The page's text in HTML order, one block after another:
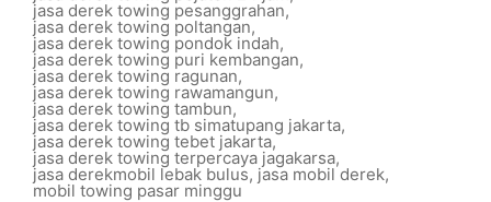
jasa derek towing pesanggrahan,
jasa derek towing poltangan,
jasa derek towing pondok indah,
jasa derek towing puri kembangan,
jasa derek towing ragunan,
jasa derek towing rawamangun,
jasa derek towing tambun,
jasa derek towing tb simatupang jakarta,
jasa derek towing tebet jakarta,
jasa derek towing terpercaya jagakarsa,
jasa derekmobil lebak bulus, jasa mobil derek,
mobil towing pasar minggu